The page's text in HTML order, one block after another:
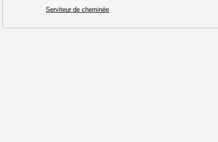
Serviteur de cheminée